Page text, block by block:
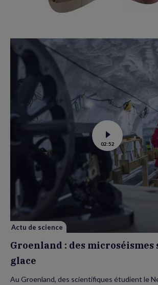
Voir
la
vidéo
de
Groenland
des
microséismes
sous
glace
02:52
Actu de science
Groenland : des microséismes
glace
Au Groenland, des scientifiques étudient le